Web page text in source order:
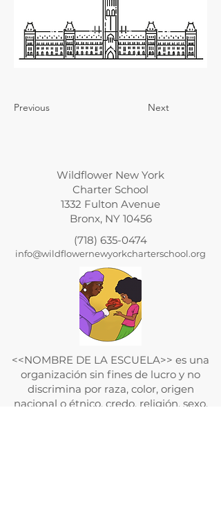
Previous Next
Wildflower New York
Charter School
1332 Fulton Avenue
Bronx, NY 10456
(718) 635-0474
info@wildflowernewyorkcharterschool.org
<<NOMBRE DE LA ESCUELA>> es una
organización sin fines de lucro y no
discrimina por raza, color, origen
nacional o étnico, credo, religión, sexo,